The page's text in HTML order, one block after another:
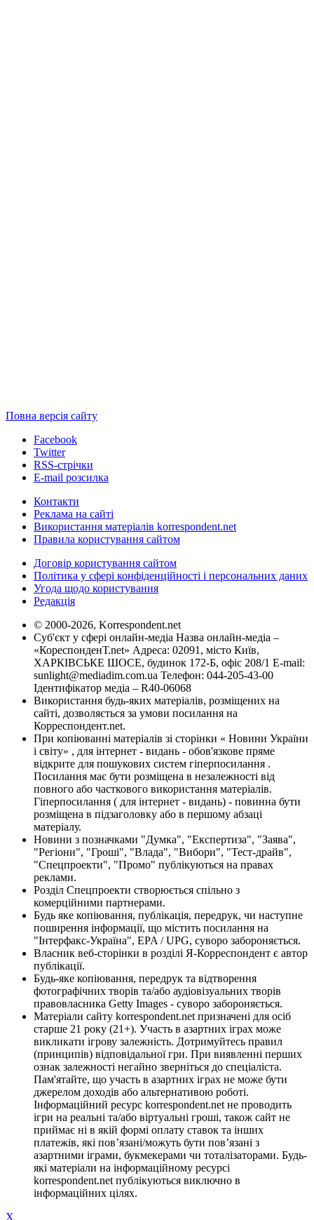
Повна версія сайту
Facebook
Twitter
RSS-стрічки
E-mail розсилка
Контакти
Реклама на сайті
Використання матеріалів korrespondent.net
Правила користування сайтом
Договір користування сайтом
Політика у сфері конфіденційності і персональних даних
Угода щодо користування
Редакція
© 2000-2026, Korrespondent.net
Суб'єкт у сфері онлайн-медіа Назва онлайн-медіа –
«КореспонденТ.net» Адреса: 02091, місто Київ,
ХАРКІВСЬКЕ ШОСЕ, будинок 172-Б, офіс 208/1 E-mail:
sunlight@mediadim.com.ua Телефон: 044-205-43-00
Ідентифікатор медіа – R40-06068
Використання будь-яких матеріалів, розміщених на
сайті, дозволяється за умови посилання на
Корреспондент.net.
При копіюванні матеріалів зі сторінки « Новини України
і світу» , для інтернет - видань - обов'язкове пряме
відкрите для пошукових систем гіперпосилання .
Посилання має бути розміщена в незалежності від
повного або часткового використання матеріалів.
Гіперпосилання ( для інтернет - видань) - повинна бути
розміщена в підзаголовку або в першому абзаці
матеріалу.
Новини з позначками "Думка", "Експертиза", "Заява",
"Регіони", "Гроші", "Влада", "Вибори", "Тест-драйв",
"Спецпроекти", "Промо" публікуються на правах
реклами.
Розділ Спецпроекти створюється спільно з
комерційними партнерами.
Будь яке копіювання, публікація, передрук, чи наступне
поширення інформації, що містить посилання на
"Інтерфакс-Україна", EPA / UPG, суворо забороняється.
Власник веб-сторінки в розділі Я-Корреспондент є автор
публікації.
Будь-яке копіювання, передрук та відтворення
фотографічних творів та/або аудіовізуальних творів
правовласника Getty Images - суворо забороняється.
Матеріали сайту korrespondent.net призначені для осіб
старше 21 року (21+). Участь в азартних іграх може
викликати ігрову залежність. Дотримуйтесь правил
(принципів) відповідальної гри. При виявленні перших
ознак залежності негайно зверніться до спеціаліста.
Пам'ятайте, що участь в азартних іграх не може бути
джерелом доходів або альтернативою роботі.
Інформаційний ресурс korrespondent.net не проводить
ігри на реальні та/або віртуальні гроші, також сайт не
приймає ні в якій формі оплату ставок та інших
платежів, які пов’язані/можуть бути пов’язані з
азартними іграми, букмекерами чи тоталізаторами. Будь-
які матеріали на інформаційному ресурсі
korrespondent.net публікуються виключно в
інформаційних цілях.
X